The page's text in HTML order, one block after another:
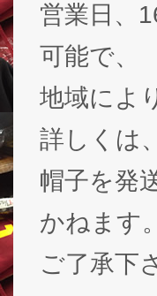
営業日、
可能で、
地域によ
詳しくは
帽子を発
かねます。
ご了承下